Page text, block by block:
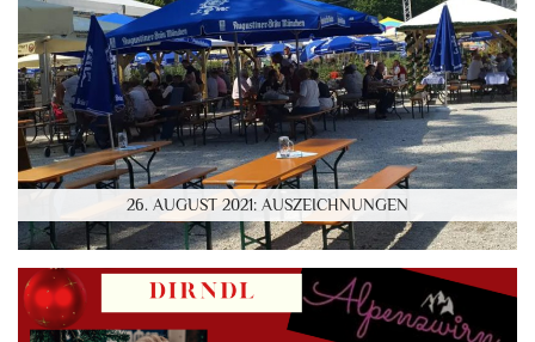
26. AUGUST 2021: AUSZEICHNUNGEN